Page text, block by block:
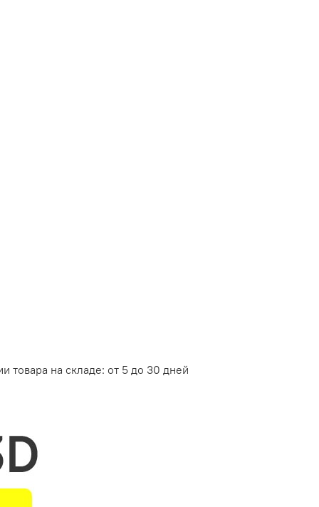
товара на складе: от 5 до 30 дней